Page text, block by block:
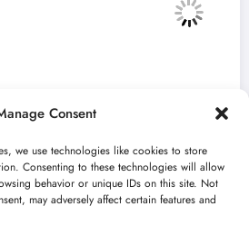
Consent
we use technologies like cookies to store
Consenting to these technologies will allow
behavior or unique IDs on this site. Not
may adversely affect certain features and
u Vojvodini“ i ovog